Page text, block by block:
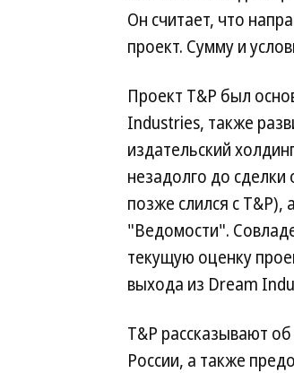
Он считает, что
проект. Сумму и
Проект T&P был
Industries, также
издательский
незадолго до сделки
позже слился с
"Ведомости".
текущую оценку
выхода из Dream
T&P рассказывают
России, а также